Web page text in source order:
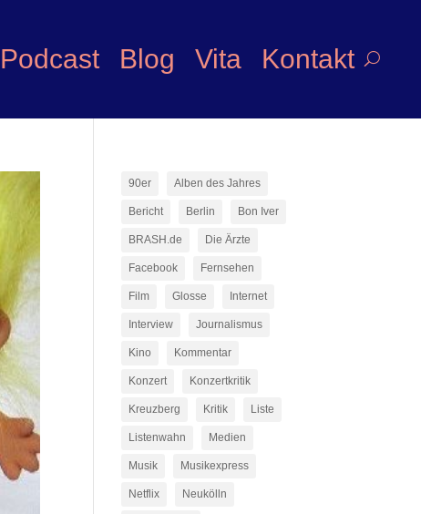
Podcast Blog Vita Kontakt
90er Alben des Jahres
Bericht Berlin Bon Iver
BRASH.de Die Ärzte
Facebook Fernsehen
Film Glosse Internet
Interview Journalismus
Kino Kommentar
Konzert Konzertkritik
Kreuzberg Kritik Liste
Listenwahn Medien
Musik Musikexpress
Netflix Neukölln